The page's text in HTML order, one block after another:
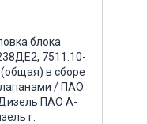
блока
7511.10-
в сборе
/ ПАО
ПАО А-
г.